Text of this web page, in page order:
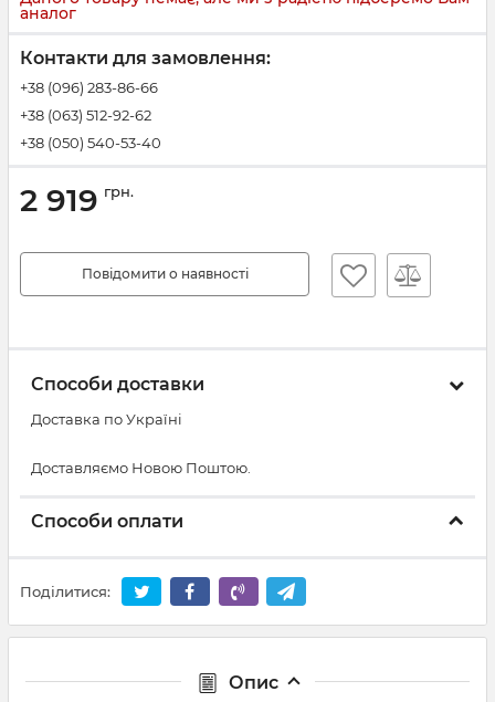
аналог
Контакти для замовлення:
+38 (096) 283-86-66
+38 (063) 512-92-62
+38 (050) 540-53-40
2 919 грн.
Повідомити о наявності
Способи доставки
Доставка по Україні
Доставляємо Новою Поштою.
Способи оплати
Поділитися:
Опис